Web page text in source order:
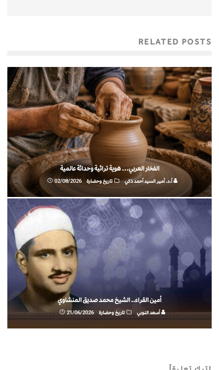
RELATED POSTS
الفخار العربي… هوية تراثية وحداثة عالمية
أ.د. أمير السيد أحمد ذكي تاريخ وحضارة 02/08/2026
أمين القراء.. الشيخ محمد صديق المنشاوي
أسعد النوبي تاريخ وحضارة 21/06/2026